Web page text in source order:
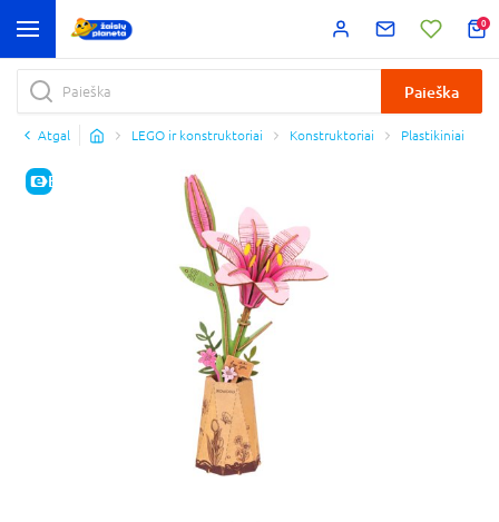
0
Paieška
Atgal LEGO ir konstruktoriai Konstruktoriai Plastikiniai
E-KAINA